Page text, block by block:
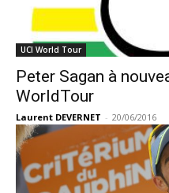
UCI World Tour
Peter Sagan à
WorldTour
Laurent DEVERNET - 20/06/2016